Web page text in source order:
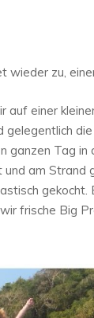
wieder zu,
einer
ganzen Tag
am Strand
gekocht.
frische Big